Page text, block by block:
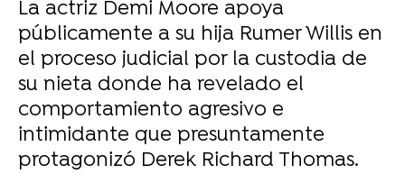
La actriz Demi Moore apoya
públicamente a su hija Rumer Willis en
el proceso judicial por la custodia de
su nieta donde ha revelado el
comportamiento agresivo e
intimidante que presuntamente
protagonizó Derek Richard Thomas.